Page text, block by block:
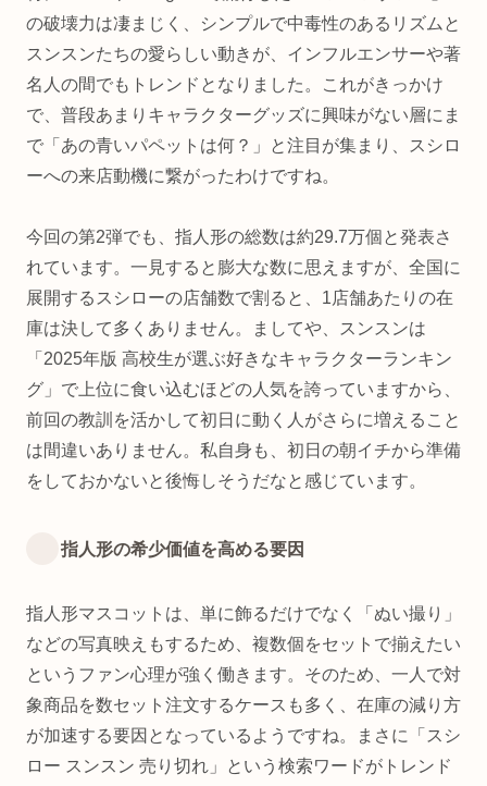
の破壊力は凄まじく、シンプルで中毒性のあるリズムと
スンスンたちの愛らしい動きが、インフルエンサーや著
名人の間でもトレンドとなりました。これがきっかけ
で、普段あまりキャラクターグッズに興味がない層にま
で「あの青いパペットは何？」と注目が集まり、スシロ
ーへの来店動機に繋がったわけですね。
今回の第2弾でも、指人形の総数は約29.7万個と発表さ
れています。一見すると膨大な数に思えますが、全国に
展開するスシローの店舗数で割ると、1店舗あたりの在
庫は決して多くありません。ましてや、スンスンは
「2025年版 高校生が選ぶ好きなキャラクターランキン
グ」で上位に食い込むほどの人気を誇っていますから、
前回の教訓を活かして初日に動く人がさらに増えること
は間違いありません。私自身も、初日の朝イチから準備
をしておかないと後悔しそうだなと感じています。
指人形の希少価値を高める要因
指人形マスコットは、単に飾るだけでなく「ぬい撮り」
などの写真映えもするため、複数個をセットで揃えたい
というファン心理が強く働きます。そのため、一人で対
象商品を数セット注文するケースも多く、在庫の減り方
が加速する要因となっているようですね。まさに「スシ
ロー スンスン 売り切れ」という検索ワードがトレンド